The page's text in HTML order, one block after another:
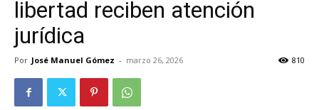
libertad reciben atención
jurídica
Por José Manuel Gómez - marzo 26, 2026 810